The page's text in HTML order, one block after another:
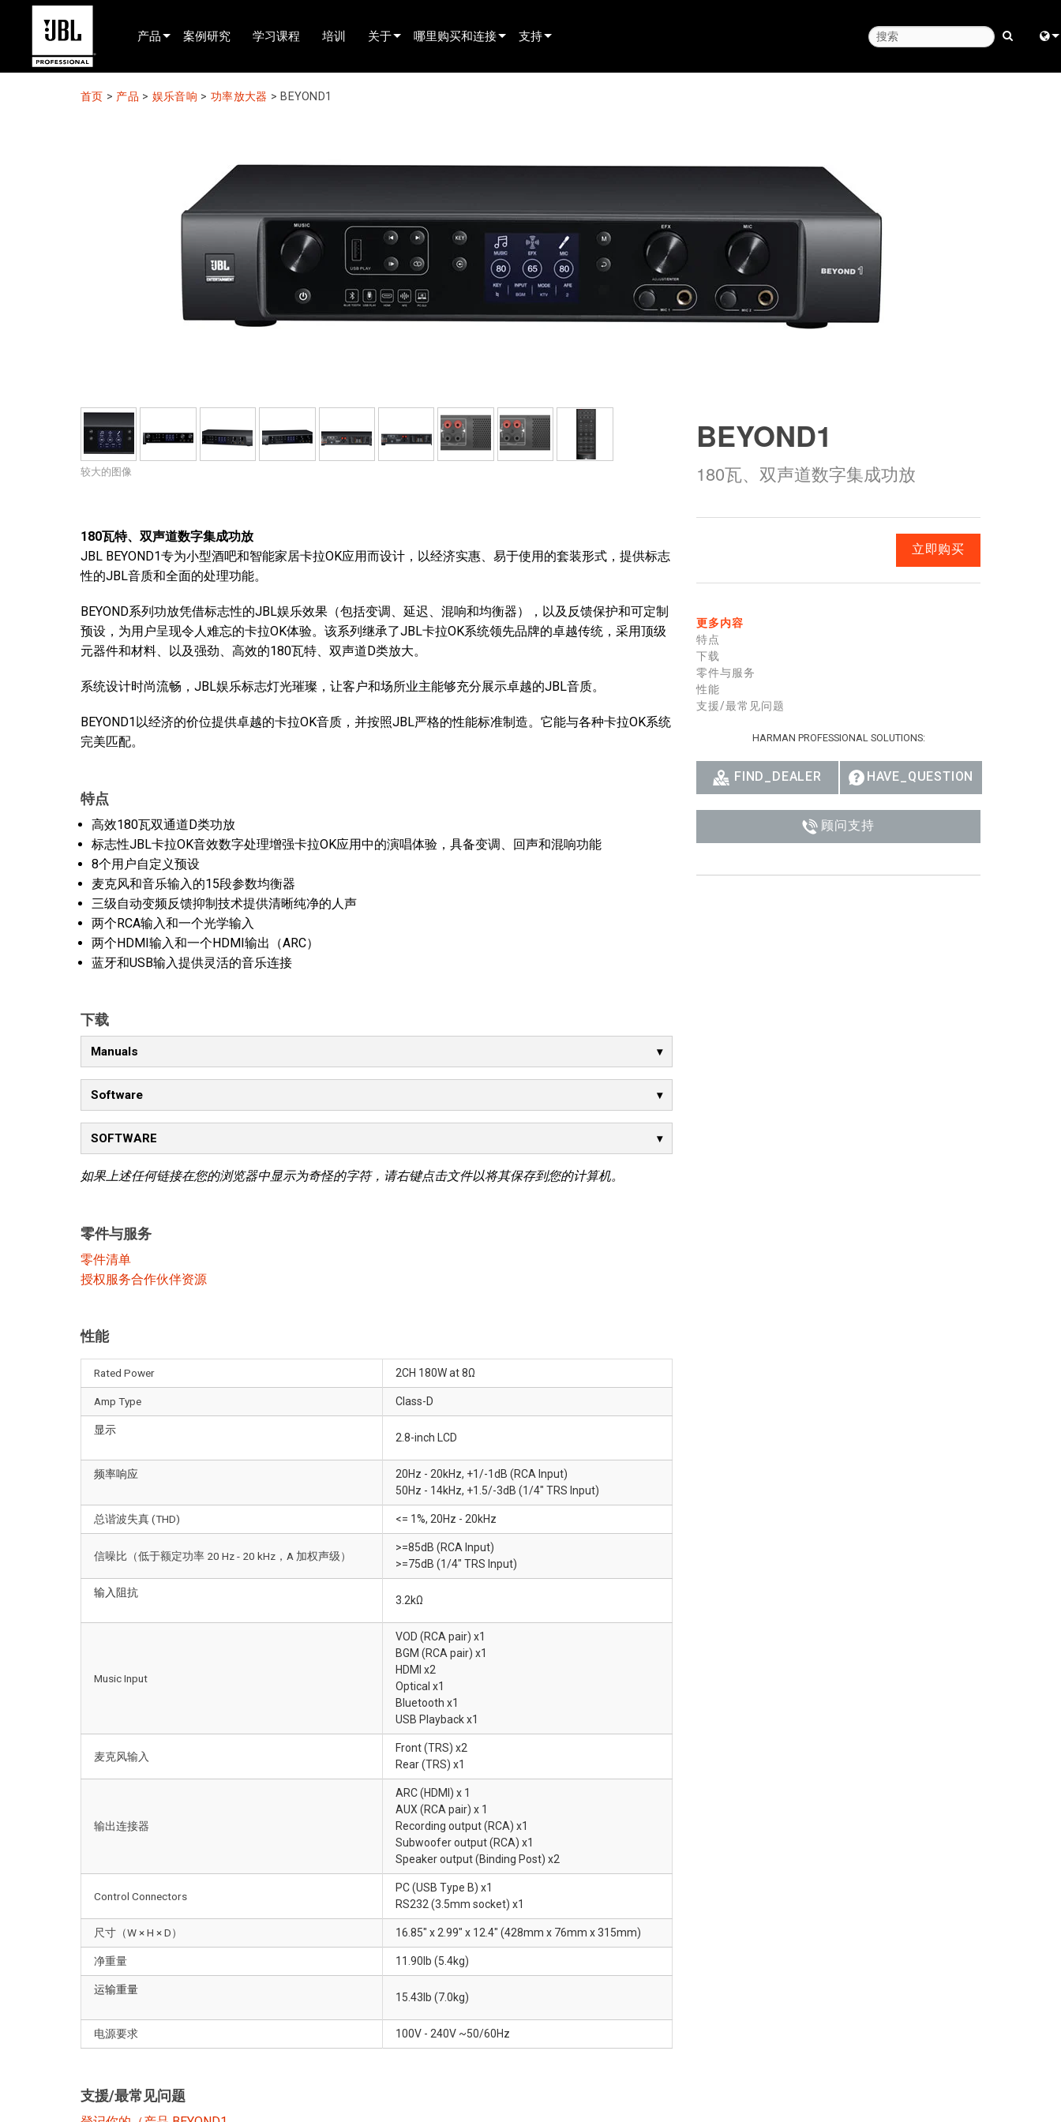
产品
产品选择器
现场便携式音响
巡演音响
录音与广播
案例研究 学习课程 培训 关于 哪里购买和连接 支持
固件下载
资料下载
保修
首页 > 产品 > 娱乐音响 > 功率放大器 > BEYOND1
较大的图像
180瓦特、双声道数字集成功放
JBL BEYOND1专为小型酒吧和智能家居卡拉OK应用而设计，以经济实惠、易于使用的套装形式，提供标志
性的JBL音质和全面的处理功能。
BEYOND系列功放凭借标志性的JBL娱乐效果（包括变调、延迟、混响和均衡器），以及反馈保护和可定制
预设，为用户呈现令人难忘的卡拉OK体验。该系列继承了JBL卡拉OK系统领先品牌的卓越传统，采用顶级
元器件和材料、以及强劲、高效的180瓦特、双声道D类放大。
系统设计时尚流畅，JBL娱乐标志灯光璀璨，让客户和场所业主能够充分展示卓越的JBL音质。
BEYOND1以经济的价位提供卓越的卡拉OK音质，并按照JBL严格的性能标准制造。它能与各种卡拉OK系统
完美匹配。
特点
高效180瓦双通道D类功放
标志性JBL卡拉OK音效数字处理增强卡拉OK应用中的演唱体验，具备变调、回声和混响功能
8个用户自定义预设
麦克风和音乐输入的15段参数均衡器
三级自动变频反馈抑制技术提供清晰纯净的人声
两个RCA输入和一个光学输入
两个HDMI输入和一个HDMI输出（ARC）
蓝牙和USB输入提供灵活的音乐连接
下载
Manuals
Software
SOFTWARE
如果上述任何链接在您的浏览器中显示为奇怪的字符，请右键点击文件以将其保存到您的计算机。
零件与服务
零件清单
授权服务合作伙伴资源
性能
Rated Power 2CH 180W at 8Ω
Amp Type Class-D
显示
2.8-inch LCD
频率响应
20Hz - 20kHz, +1/-1dB (RCA Input)
50Hz - 14kHz, +1.5/-3dB (1/4" TRS Input)
总谐波失真 (THD) <= 1%, 20Hz - 20kHz
信噪比（低于额定功率 20 Hz - 20 kHz，A 加权声级）
>=85dB (RCA Input)
>=75dB (1/4" TRS Input)
输入阻抗
3.2kΩ
Music Input
VOD (RCA pair) x1
BGM (RCA pair) x1
HDMI x2
Optical x1
Bluetooth x1
USB Playback x1
麦克风输入
Front (TRS) x2
Rear (TRS) x1
输出连接器
ARC (HDMI) x 1
AUX (RCA pair) x 1
Recording output (RCA) x1
Subwoofer output (RCA) x1
Speaker output (Binding Post) x2
Control Connectors
PC (USB Type B) x1
RS232 (3.5mm socket) x1
尺寸（W × H × D） 16.85" x 2.99" x 12.4" (428mm x 76mm x 315mm)
净重量 11.90lb (5.4kg)
运输重量
15.43lb (7.0kg)
电源要求 100V - 240V ~50/60Hz
支援/最常见问题
BEYOND1
180瓦、双声道数字集成功放
立即购买
更多内容
特点
下载
零件与服务
性能
支援/最常见问题
HARMAN PROFESSIONAL SOLUTIONS:
FIND_DEALER HAVE_QUESTION
顾问支持